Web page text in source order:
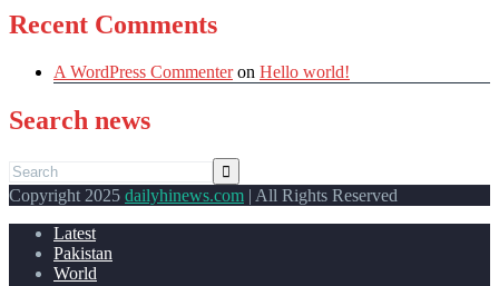
Recent Comments
A WordPress Commenteron Hello world!
Search news
Copyright 2025 dailyhinews.com | All Rights Reserved
Latest
Pakistan
World